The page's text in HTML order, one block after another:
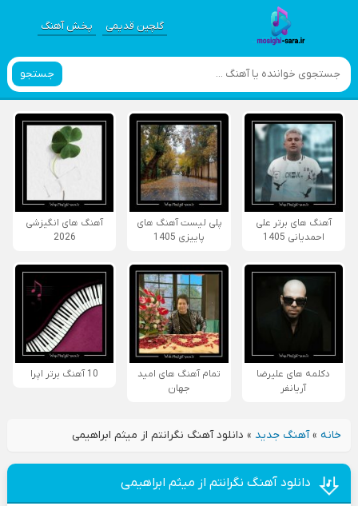
گلچین قدیمی پخش آهنگ
جستجو
آهنگ های برتر علی
احمدیانی 1405
پلی لیست آهنگ های
پاییزی 1405
آهنگ های انگیزشی
2026
دکلمه های علیرضا
آریانفر
تمام آهنگ های امید
جهان
10 آهنگ برتر اپرا
خانه»آهنگ جدید » دانلود آهنگ نگرانتم از میثم ابراهیمی
دانلود آهنگ نگرانتم از میثم ابراهیمی